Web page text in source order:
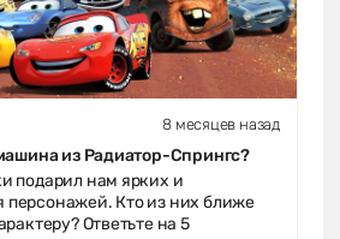
8 месяцев назад
из Радиатор-Спрингс?
подарил нам ярких и
Кто из них ближе
Ответьте на 5